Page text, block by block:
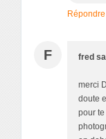
Répondre
F fred
merci
doute
pour